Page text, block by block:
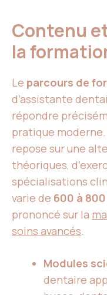
Contenu
la
Le parcours de
d’assistante
répondre
pratique moderne.
repose sur une
théoriques,
spécialisations
varie de 600 à
prononcé sur la
soins avancés.
Modules
dentaire